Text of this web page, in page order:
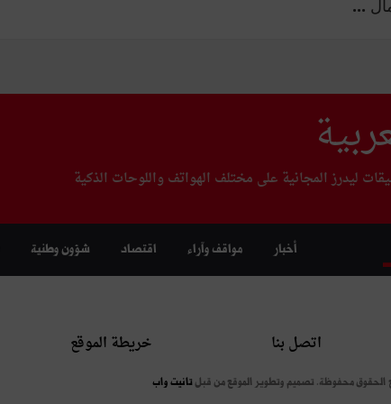
...
ليدرز المجانية على مختلف الهواتف واللوحات الذكية
أخبار مواقف وآراء اقتصاد شؤون وطنية
اتصل بنا خريطة الموقع
تصميم وتطوير الموقع من قبل تانيت واب